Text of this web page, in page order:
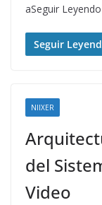
aSeguir Leyendo
Seguir
NIIXER
del
Video